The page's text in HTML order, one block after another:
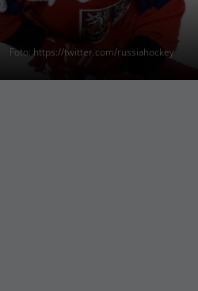
Foto: https://twitter.com/russiahockey